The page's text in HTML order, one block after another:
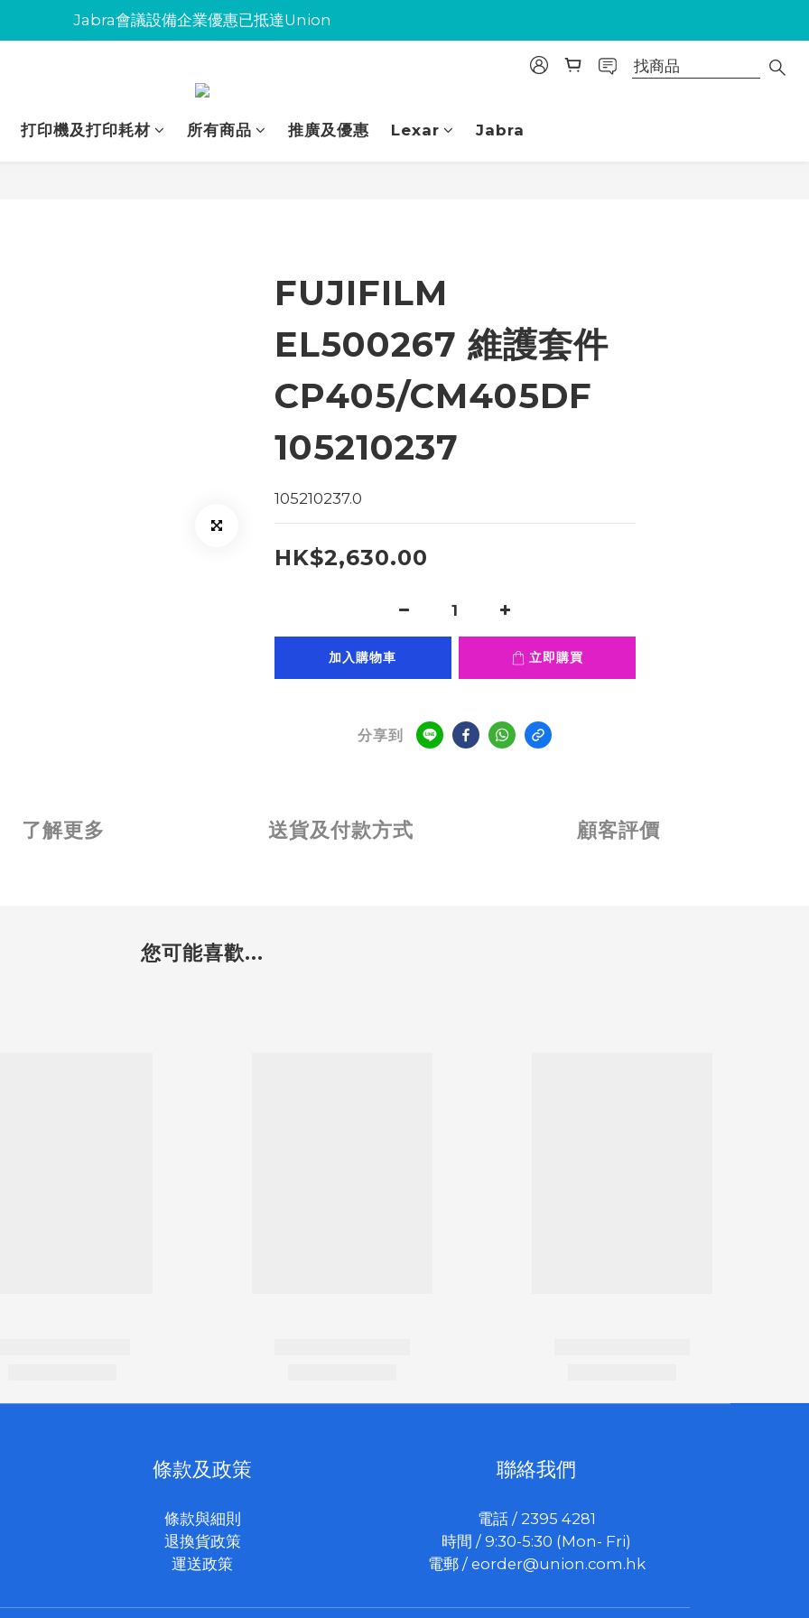
Jabra會議設備企業優惠已抵達Union
Jabra會議設備企業優惠已抵達Union
Jabra會議設備企業優惠已抵達Union
打印機及打印耗材
所有商品 推廣及優惠 Lexar Jabra
FUJIFILM
EL500267 維護套件
CP405/CM405DF
105210237
105210237.0
HK$2,630.00
加入購物車 立即購買
分享到
了解更多 送貨及付款方式 顧客評價
您可能喜歡...
條款及政策
條款與細則
退換貨政策
運送政策
聯絡我們
電話 / 2395 4281
時間 / 9:30-5:30 (Mon- Fri)
電郵 / eorder@union.com.hk